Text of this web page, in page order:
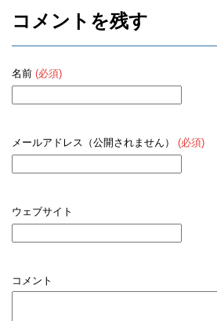
コメントを残す
名前 (必須)
メールアドレス（公開されません） (必須)
ウェブサイト
コメント